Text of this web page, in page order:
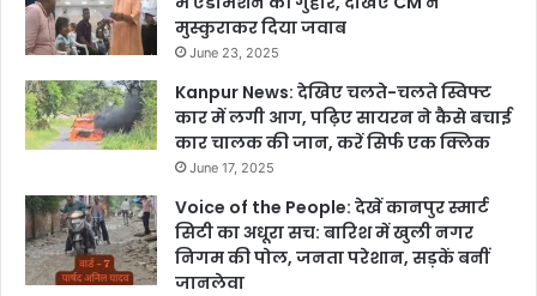
मुस्कुराकर दिया जवाब
June 23, 2025
Kanpur News: देखिए चलते-चलते स्विफ्ट
कार में लगी आग, पढ़िए सायरन ने कैसे बचाई
कार चालक की जान, करें सिर्फ एक क्लिक
June 17, 2025
Voice of the People: देखें कानपुर स्मार्ट
सिटी का अधूरा सच: बारिश में खुली नगर
निगम की पोल, जनता परेशान, सड़कें बनीं
जानलेवा